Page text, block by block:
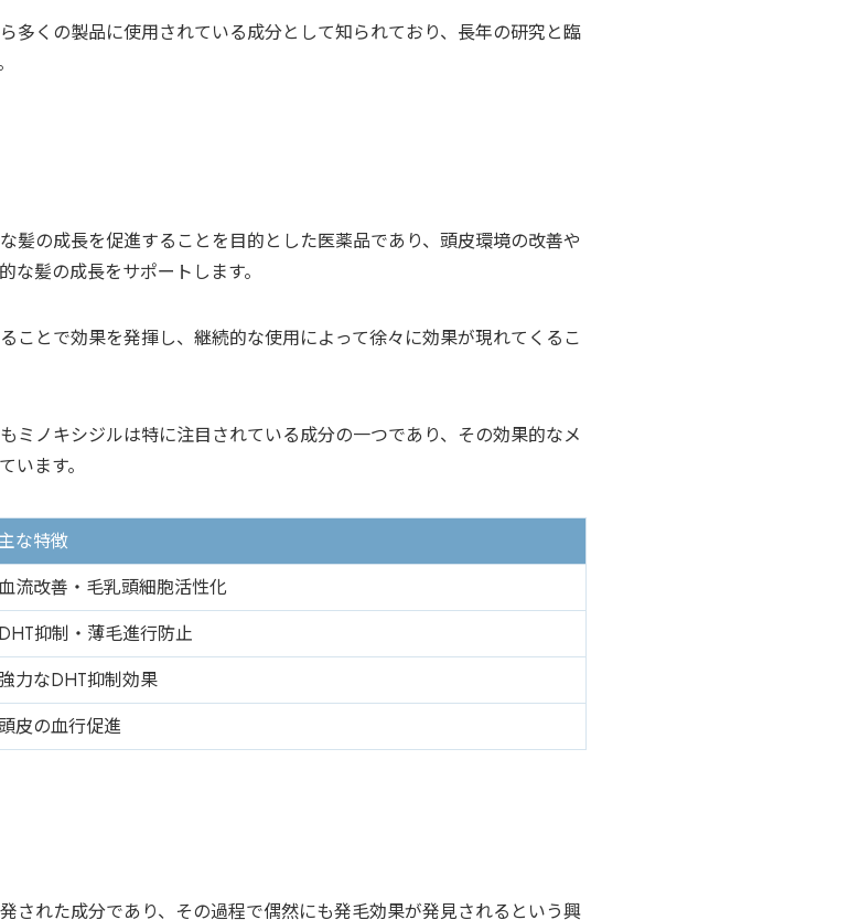
多くの製品に使用されている成分として知られており、長年の研究と臨
髪の成長を促進することを目的とした医薬品であり、頭皮環境の改善や
髪の成長をサポートします。
ことで効果を発揮し、継続的な使用によって徐々に効果が現れてくるこ
ミノキシジルは特に注目されている成分の一つであり、その効果的なメ
います。
な特徴
流改善・毛乳頭細胞活性化
DHT抑制・薄毛進行防止
力なDHT抑制効果
皮の血行促進
された成分であり、その過程で偶然にも発毛効果が発見されるという興